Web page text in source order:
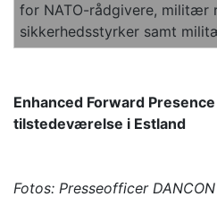
for NATO-rådgivere, militær
sikkerhedsstyrker samt
Enhanced Forward
tilstedeværelse i Estland
Fotos: Presseofficer DANCON